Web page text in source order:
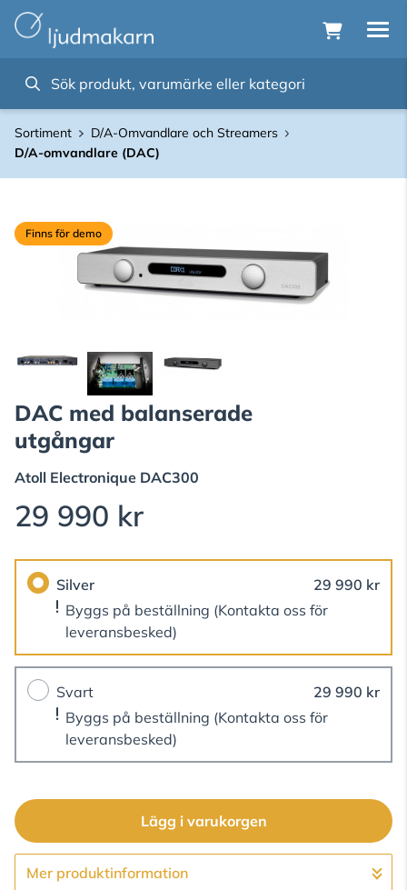
Sortiment
D/A-Omvandlare och Streamers
D/A-omvandlare (DAC)
Finns för demo
DAC med balanserade
utgångar
Atoll Electronique DAC300
29 990 kr
Silver
29 990 kr
Byggs på beställning (Kontakta oss för
leveransbesked)
Svart
29 990 kr
Byggs på beställning (Kontakta oss för
leveransbesked)
Lägg i varukorgen
Gå till kassan
Mer produktinformation